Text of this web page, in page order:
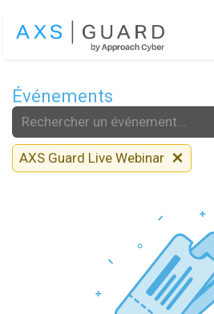
Événements
AXS Guard Live Webinar